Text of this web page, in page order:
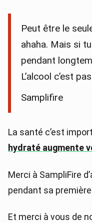
Peut être le
ahaha. Mais si
pendant
L’alcool c’est
Samplifire
La santé c’est
hydraté augmente
Merci à SampliFire
pendant sa
Et merci à vous de